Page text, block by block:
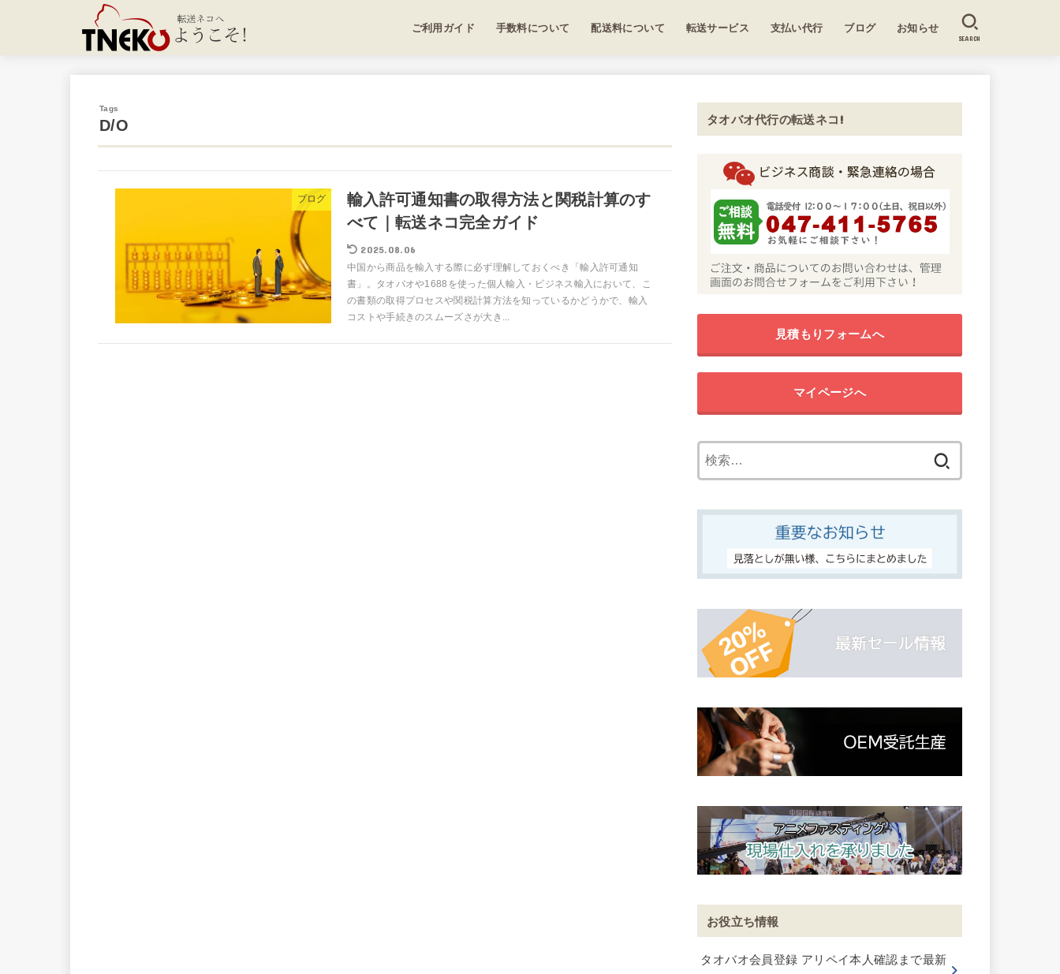
ご利用ガイド 手数料について 配送料について 転送サービス 支払い代行 ブログ お知らせ
SEARCH
D/O
ブログ
輸入許可通知書の取得方法と関税計算のす
べて｜転送ネコ完全ガイド
2025.08.06
中国から商品を輸入する際に必ず理解しておくべき「輸入許可通知
書」。タオバオや1688を使った個人輸入・ビジネス輸入において、こ
の書類の取得プロセスや関税計算方法を知っているかどうかで、輸入
コストや手続きのスムーズさが大き...
タオバオ代行の転送ネコ!
見積もりフォームへ
マイページへ
お役立ち情報
タオバオ会員登録 アリペイ本人確認まで最新